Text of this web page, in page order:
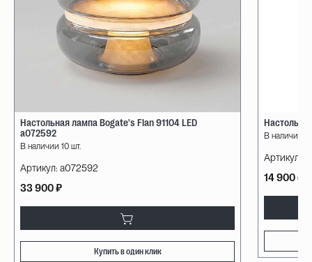
Настольная лампа Bogate's Flan 91104 LED
a072592
В наличии 10 шт.
Артикул: a072592
33 900 ₽
Купить в один клик
В наличии
Артикул:
14 900 ₽